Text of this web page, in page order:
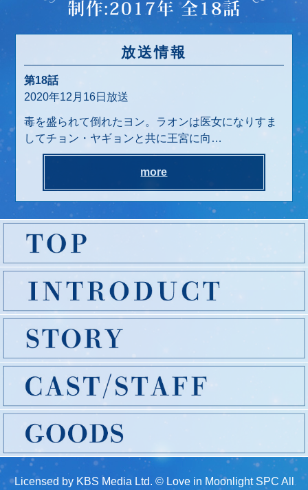
放送情報
第18話
2020年12月16日放送
毒を盛られて倒れたヨン。ラオンは医女になりすま
してチョン・ヤギョンと共に王宮に向…
more
Licensed by KBS Media Ltd. © Love in Moonlight SPC All